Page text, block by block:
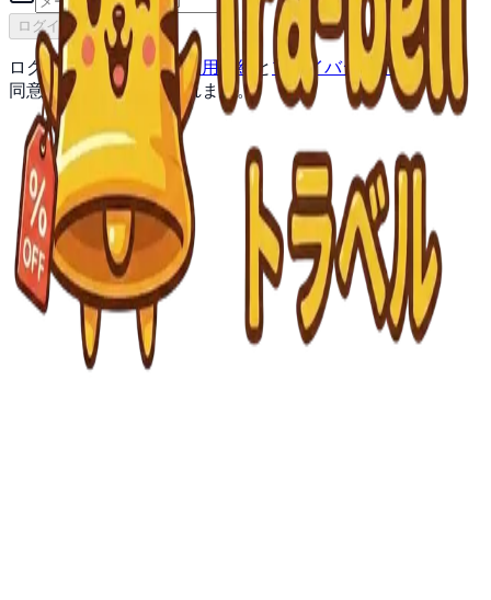
ログインコードを送信
ログインすることで、利用規約 と プライバシーポリシー に
同意したものとみなされます。